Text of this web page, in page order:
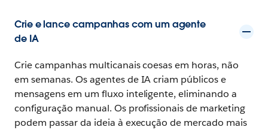
Crie e lance campanhas com um agente
de IA
Crie campanhas multicanais coesas em horas, não
em semanas. Os agentes de IA criam públicos e
mensagens em um fluxo inteligente, eliminando a
configuração manual. Os profissionais de marketing
podem passar da ideia à execução de mercado mais